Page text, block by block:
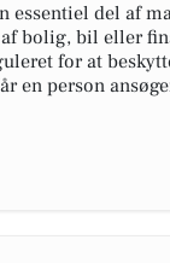
essentiel del af
bolig, bil eller
for at
en person